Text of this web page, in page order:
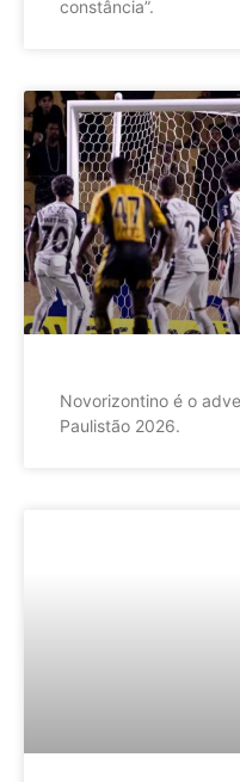
constância”.
Novorizontino é o
Paulistão 2026.